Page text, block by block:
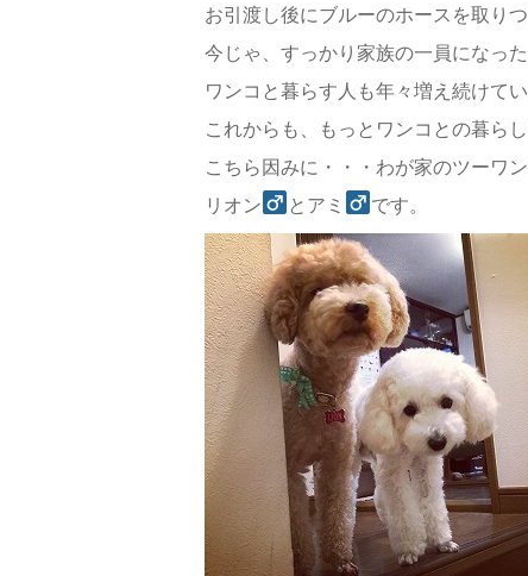
お引渡し後にブルーのホースを取り
今じゃ、すっかり家族の一員になっ
ワンコと暮らす人も年々増え続けてい
これからも、もっとワンコとの暮ら
こちら因みに・・・わが家のツーワ
リオン
とアミ です。